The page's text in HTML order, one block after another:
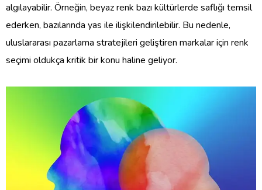
algılayabilir. Örneğin, beyaz renk bazı kültürlerde saflığı temsil
ederken, bazılarında yas ile ilişkilendirilebilir. Bu nedenle,
uluslararası pazarlama stratejileri geliştiren markalar için renk
seçimi oldukça kritik bir konu haline geliyor.